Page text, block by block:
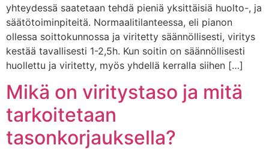
yhteydessä saatetaan tehdä pieniä yksittäisiä huolto-, ja
säätötoiminpiteitä. Normaalitilanteessa, eli pianon
ollessa soittokunnossa ja viritetty säännöllisesti, viritys
kestää tavallisesti 1-2,5h. Kun soitin on säännöllisesti
huollettu ja viritetty, myös yhdellä kerralla siihen […]
Mikä on viritystaso ja mitä
tarkoitetaan
tasonkorjauksella?